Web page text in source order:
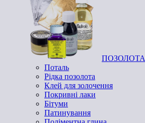
ПОЗОЛОТА
Поталь
Рідка позолота
Клей для золочення
Покривні лаки
Бітуми
Патинування